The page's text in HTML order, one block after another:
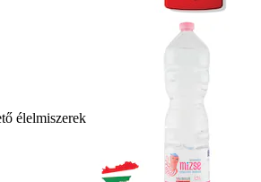
élelmiszerek